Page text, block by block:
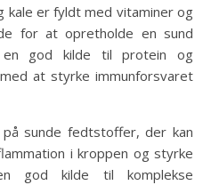
kale er fyldt med vitaminer og
for at opretholde en sund
god kilde til protein og
at styrke immunforsvaret
sunde fedtstoffer, der kan
i kroppen og styrke
god kilde til komplekse